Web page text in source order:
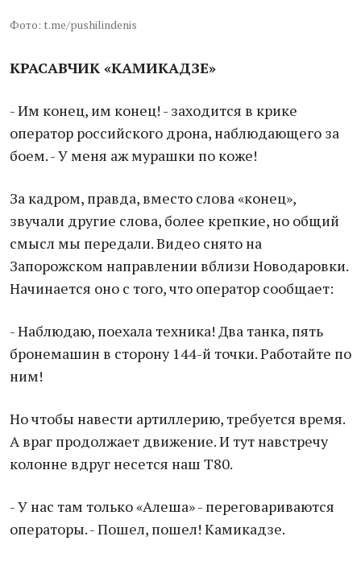
Фото: t.me/pushilindenis
КРАСАВЧИК «КАМИКАДЗЕ»
- Им конец, им конец! - заходится в крике
оператор российского дрона, наблюдающего за
боем. - У меня аж мурашки по коже!
За кадром, правда, вместо слова «конец»,
звучали другие слова, более крепкие, но общий
смысл мы передали. Видео снято на
Запорожском направлении вблизи Новодаровки.
Начинается оно с того, что оператор сообщает:
- Наблюдаю, поехала техника! Два танка, пять
бронемашин в сторону 144-й точки. Работайте по
ним!
Но чтобы навести артиллерию, требуется время.
А враг продолжает движение. И тут навстречу
колонне вдруг несется наш Т80.
- У нас там только «Алеша» - переговариваются
операторы. - Пошел, пошел! Камикадзе.